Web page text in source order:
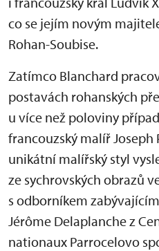
co se jejím novým
Rohan-Soubise.
Zatímco Blanchard
postavách rohanských
u více než poloviny
francouzský malíř Joseph
unikátní malířský styl
ze sychrovských obrazů
s odborníkem
Jérôme Delaplanche z
nationaux Parrocelovo